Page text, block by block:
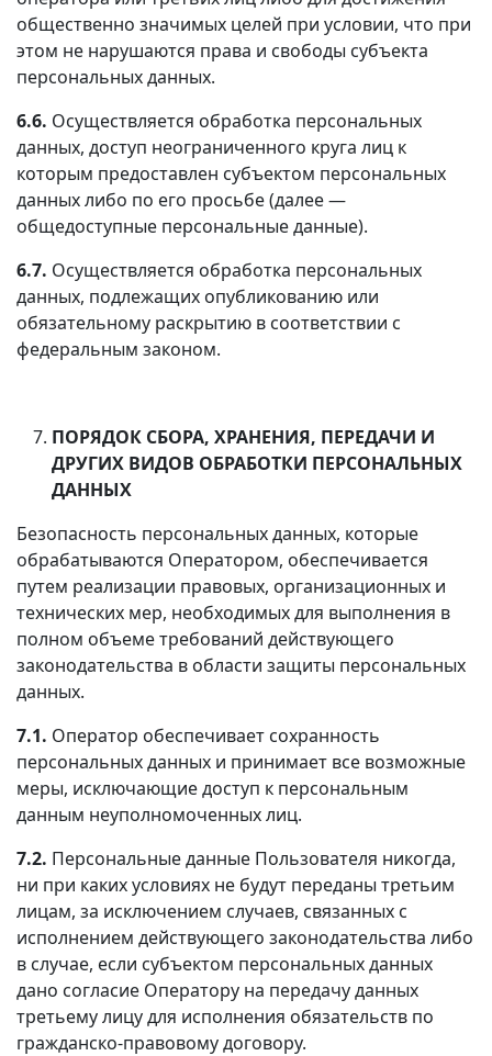
общественно значимых целей при условии, что при
этом не нарушаются права и свободы субъекта
персональных данных.
6.6. Осуществляется обработка персональных
данных, доступ неограниченного круга лиц к
которым предоставлен субъектом персональных
данных либо по его просьбе (далее —
общедоступные персональные данные).
6.7. Осуществляется обработка персональных
данных, подлежащих опубликованию или
обязательному раскрытию в соответствии с
федеральным законом.
ПОРЯДОК СБОРА, ХРАНЕНИЯ, ПЕРЕДАЧИ И
ДРУГИХ ВИДОВ ОБРАБОТКИ ПЕРСОНАЛЬНЫХ
ДАННЫХ
Безопасность персональных данных, которые
обрабатываются Оператором, обеспечивается
путем реализации правовых, организационных и
технических мер, необходимых для выполнения в
полном объеме требований действующего
законодательства в области защиты персональных
данных.
7.1. Оператор обеспечивает сохранность
персональных данных и принимает все возможные
меры, исключающие доступ к персональным
данным неуполномоченных лиц.
7.2. Персональные данные Пользователя никогда,
ни при каких условиях не будут переданы третьим
лицам, за исключением случаев, связанных с
исполнением действующего законодательства либо
в случае, если субъектом персональных данных
дано согласие Оператору на передачу данных
третьему лицу для исполнения обязательств по
гражданско-правовому договору.